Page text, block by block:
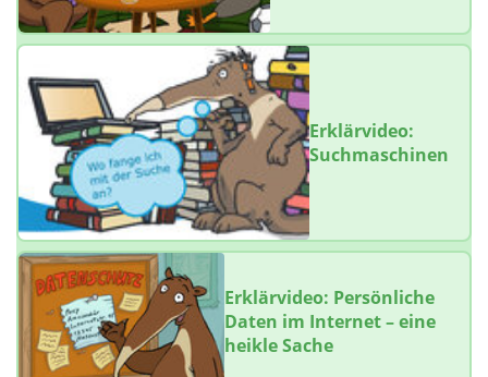
Erklärvideo:
Suchmaschinen
Erklärvideo: Persönliche
Daten im Internet – eine
heikle Sache